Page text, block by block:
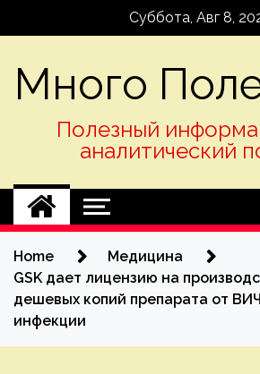
Суббота, Авг 8,
Много
Полезный
аналитический
Home
Медицина
GSK дает лицензию на
дешевых копий препарата от
инфекции